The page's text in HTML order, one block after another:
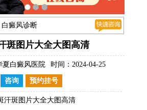
白癜风诊断
斑图片大全大图高清
夏白癜风医院 时间：2024-04-25
咨询 预约挂号
汗斑图片大全大图高清